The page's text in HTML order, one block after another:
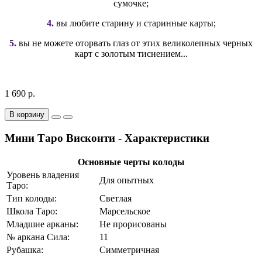
сумочке;
4.вы любите старину и старинные карты;
5. вы не можете оторвать глаз от этих великолепных черных
карт с золотым тиснением...
1 690 р.
В корзину
Мини Таро Висконти - Характеристики
Основные черты колоды
Уровень владения
Таро:
Для опытных
Тип колоды:
Светлая
Школа Таро:
Марсельское
Младшие арканы:
Не прорисованы
№ аркана Сила:
11
Рубашка:
Симметричная